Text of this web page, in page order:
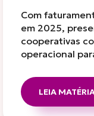
Com
em 2025,
cooperativas
operacional
LEIA